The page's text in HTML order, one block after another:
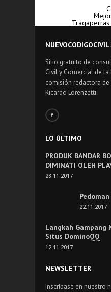
Sitio gratuito de
Civil y Comercial de
comisión redactora
Ricardo Lorenzetti
LO ÚLTIMO
PRODUK BANDAR
DIMINATI OLEH
28.11.2017
22.11.2017
Langkah Gampang
Situs DominoQQ
12.11.2017
NEWSLETTER
Inscríbase en nuestro